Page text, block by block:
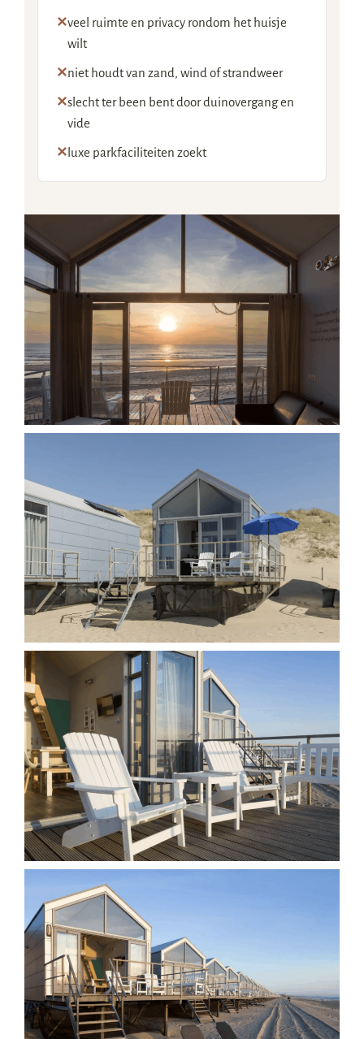
✕veel ruimte en privacy rondom het huisje
wilt
✕niet houdt van zand, wind of strandweer
✕slecht ter been bent door duinovergang en
vide
✕ luxe parkfaciliteiten zoekt